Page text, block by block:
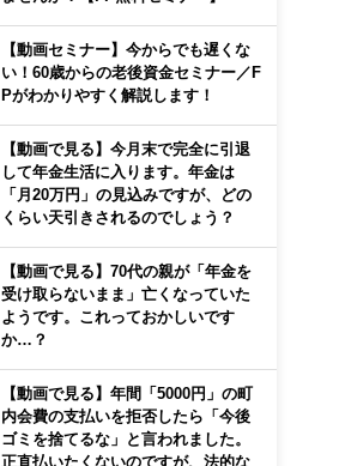
【動画セミナー】今からでも遅くな
い！60歳からの老後資金セミナー／F
Pがわかりやすく解説します！
【動画で見る】今月末で完全に引退
して年金生活に入ります。年金は
「月20万円」の見込みですが、どの
くらい天引きされるのでしょう？
【動画で見る】70代の親が「年金を
受け取らないまま」亡くなっていた
ようです。これっておかしいです
か…？
【動画で見る】年間「5000円」の町
内会費の支払いを拒否したら「今後
ゴミを捨てるな」と言われました。
正直払いたくないのですが、法的な